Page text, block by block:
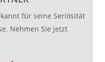
für seine Seriösität
Nehmen Sie jetzt